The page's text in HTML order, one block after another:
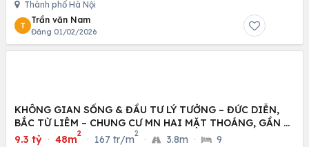
Thành phố Hà Nội
T
Trần văn Nam
Đăng 01/02/2026
KHÔNG GIAN SỐNG & ĐẦU TƯ LÝ TƯỞNG – ĐỨC DIỄN,
BẮC TỪ LIÊM – CHUNG CƯ MN HAI MẶT THOÁNG, GẦN Ô
TÔ
9.3 tỷ · 48m
2
· 167 tr/m
2
· 3.8m · 9